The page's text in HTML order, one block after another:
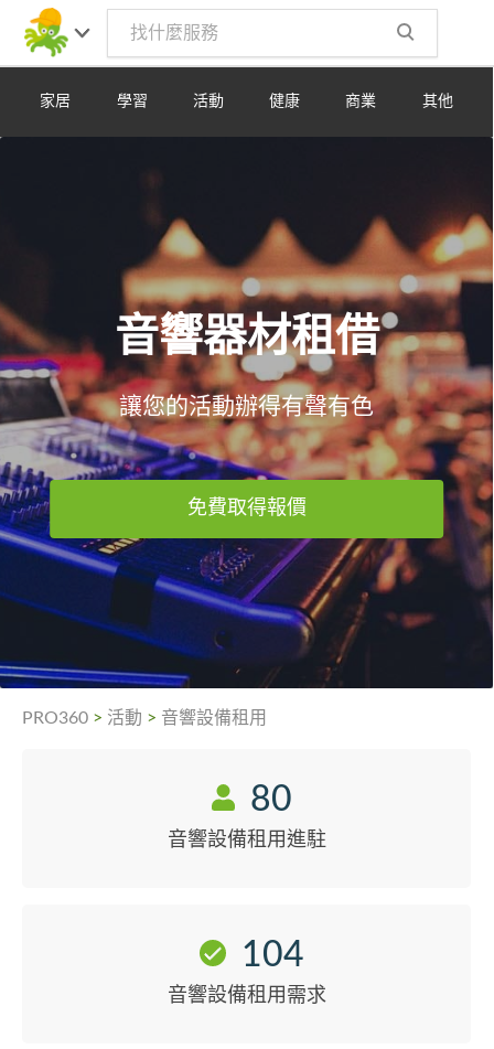
家居 學習 活動 健康 商業 其他
音響器材租借
讓您的活動辦得有聲有色
免費取得報價
PRO360 > 活動 > 音響設備租用
80
音響設備租用進駐
104
音響設備租用需求